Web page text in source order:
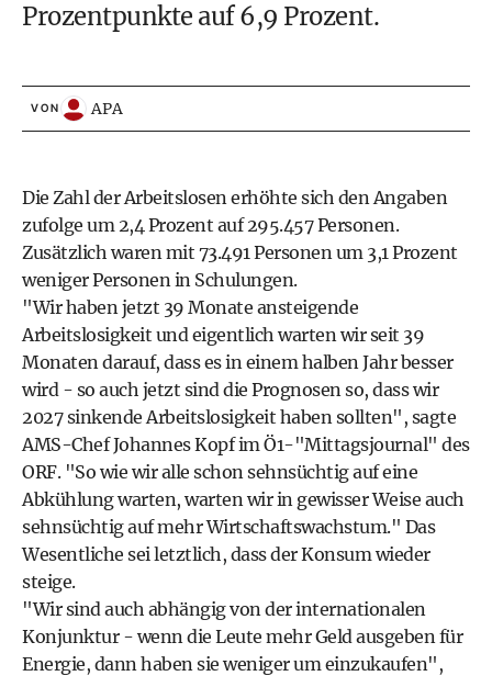
Prozentpunkte auf 6,9 Prozent.
VON APA
Die Zahl der Arbeitslosen erhöhte sich den Angaben
zufolge um 2,4 Prozent auf 295.457 Personen.
Zusätzlich waren mit 73.491 Personen um 3,1 Prozent
weniger Personen in Schulungen.
"Wir haben jetzt 39 Monate ansteigende
Arbeitslosigkeit und eigentlich warten wir seit 39
Monaten darauf, dass es in einem halben Jahr besser
wird - so auch jetzt sind die Prognosen so, dass wir
2027 sinkende Arbeitslosigkeit haben sollten", sagte
AMS-Chef Johannes Kopf im Ö1-"Mittagsjournal" des
ORF. "So wie wir alle schon sehnsüchtig auf eine
Abkühlung warten, warten wir in gewisser Weise auch
sehnsüchtig auf mehr Wirtschaftswachstum." Das
Wesentliche sei letztlich, dass der Konsum wieder
steige.
"Wir sind auch abhängig von der internationalen
Konjunktur - wenn die Leute mehr Geld ausgeben für
Energie, dann haben sie weniger um einzukaufen",